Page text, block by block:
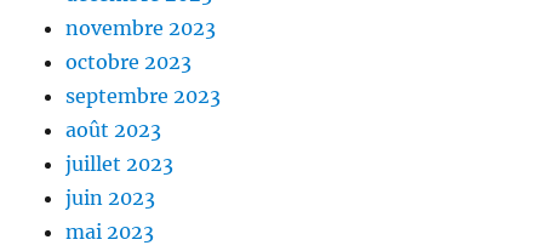
novembre 2023
octobre 2023
septembre 2023
août 2023
juillet 2023
juin 2023
mai 2023